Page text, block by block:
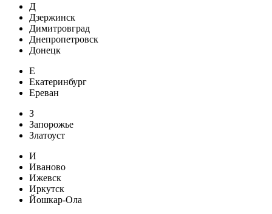
Д
Дзержинск
Димитровград
Днепропетровск
Донецк
Е
Екатеринбург
Ереван
З
Запорожье
Златоуст
И
Иваново
Ижевск
Иркутск
Йошкар-Ола